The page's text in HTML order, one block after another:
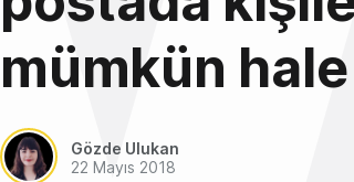
mümkün
Gözde Ulukan
22 Mayıs 2018